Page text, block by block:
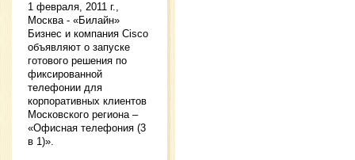
1 февраля, 2011 г.,
Москва - «Билайн»
Бизнес и компания Cisco
объявляют о запуске
готового решения по
фиксированной
телефонии для
корпоративных клиентов
Московского региона –
«Офисная телефония (3
в 1)».